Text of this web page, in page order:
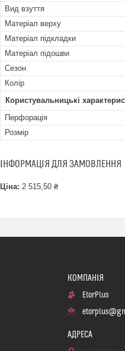
Вид взуття
Матеріал верху
Матеріал підкладки
Матеріал підошви
Сезон
Колір
Користувальницькі
Перфорація
Розмір
ІНФОРМАЦІЯ ДЛЯ ЗАМОВЛЕННЯ
Ціна: 2 515,50 ₴
EtorPlus